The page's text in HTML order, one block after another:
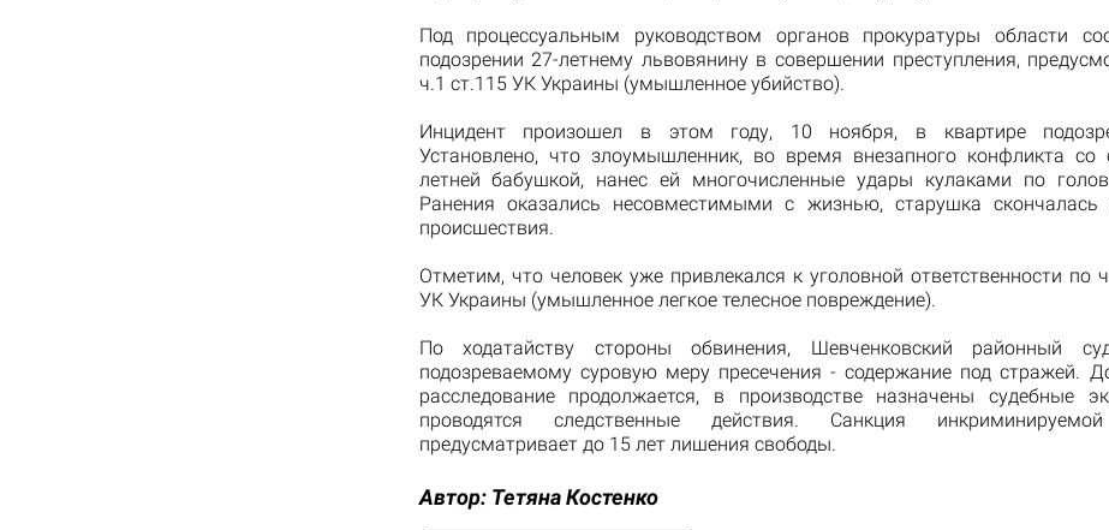
Под процессуальным руководством органов прокуратуры области
подозрении 27-летнему львовянину в совершении преступления,
ч.1 ст.115 УК Украины (умышленное убийство).
Инцидент произошел в этом году, 10 ноября, в квартире
Установлено, что злоумышленник, во время внезапного конфликта со
летней бабушкой, нанес ей многочисленные удары кулаками по
Ранения оказались несовместимыми с жизнью, старушка скончалась
происшествия.
Отметим, что человек уже привлекался к уголовной ответственности по
УК Украины (умышленное легкое телесное повреждение).
По ходатайству стороны обвинения, Шевченковский районный
подозреваемому суровую меру пресечения - содержание под стражей.
расследование продолжается, в производстве назначены судебные
проводятся следственные действия. Санкция
предусматривает до 15 лет лишения свободы.
Автор: Тетяна Костенко